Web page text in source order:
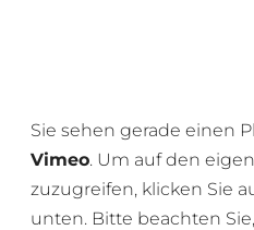
Sie sehen gerade einen
Vimeo. Um auf den
zuzugreifen, klicken Sie
unten. Bitte beachten